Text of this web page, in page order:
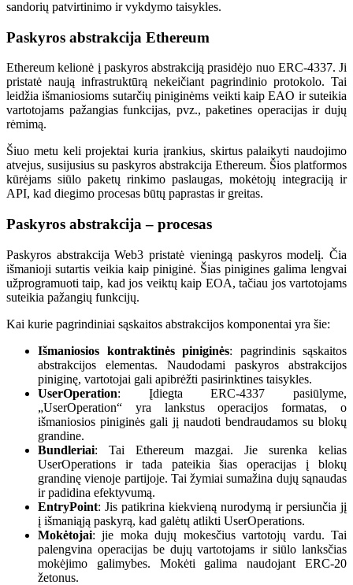
sandorių patvirtinimo ir vykdymo taisykles.
Paskyros abstrakcija Ethereum
Ethereum kelionė į paskyros abstrakciją prasidėjo nuo ERC-4337. Ji
pristatė naują infrastruktūrą nekeičiant pagrindinio protokolo. Tai
leidžia išmaniosioms sutarčių piniginėms veikti kaip EAO ir suteikia
vartotojams pažangias funkcijas, pvz., paketines operacijas ir dujų
rėmimą.
Šiuo metu keli projektai kuria įrankius, skirtus palaikyti naudojimo
atvejus, susijusius su paskyros abstrakcija Ethereum. Šios platformos
kūrėjams siūlo paketų rinkimo paslaugas, mokėtojų integraciją ir
API, kad diegimo procesas būtų paprastas ir greitas.
Paskyros abstrakcija – procesas
Paskyros abstrakcija Web3 pristatė vieningą paskyros modelį. Čia
išmanioji sutartis veikia kaip piniginė. Šias pinigines galima lengvai
užprogramuoti taip, kad jos veiktų kaip EOA, tačiau jos vartotojams
suteikia pažangių funkcijų.
Kai kurie pagrindiniai sąskaitos abstrakcijos komponentai yra šie:
Išmaniosios kontraktinės piniginės: pagrindinis sąskaitos
abstrakcijos elementas. Naudodami paskyros abstrakcijos
piniginę, vartotojai gali apibrėžti pasirinktines taisykles.
UserOperation: Įdiegta ERC-4337 pasiūlyme,
„UserOperation“ yra lankstus operacijos formatas, o
išmaniosios piniginės gali jį naudoti bendraudamos su blokų
grandine.
Bundleriai: Tai Ethereum mazgai. Jie surenka kelias
UserOperations ir tada pateikia šias operacijas į blokų
grandinę vienoje partijoje. Tai žymiai sumažina dujų sąnaudas
ir padidina efektyvumą.
EntryPoint: Jis patikrina kiekvieną nurodymą ir persiunčia jį
į išmaniąją paskyrą, kad galėtų atlikti UserOperations.
Mokėtojai: jie moka dujų mokesčius vartotojų vardu. Tai
palengvina operacijas be dujų vartotojams ir siūlo lanksčias
mokėjimo galimybes. Mokėti galima naudojant ERC-20
žetonus.